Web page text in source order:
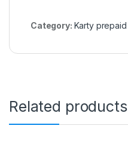
Category: Karty prepaid
Related products